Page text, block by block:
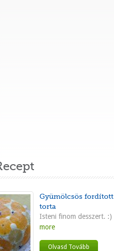
Gyümölcsös fordított
torta
Isteni finom desszert. :)
more
Olvasd Tovább